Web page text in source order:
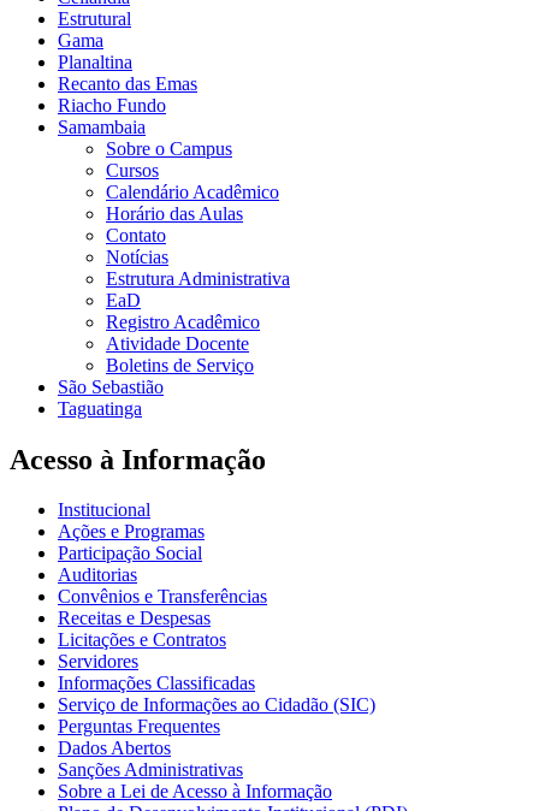
Estrutural
Gama
Planaltina
Recanto das Emas
Riacho Fundo
Samambaia
Sobre o Campus
Cursos
Calendário Acadêmico
Horário das Aulas
Contato
Notícias
Estrutura Administrativa
EaD
Registro Acadêmico
Atividade Docente
Boletins de Serviço
São Sebastião
Taguatinga
Acesso à Informação
Institucional
Ações e Programas
Participação Social
Auditorias
Convênios e Transferências
Receitas e Despesas
Licitações e Contratos
Servidores
Informações Classificadas
Serviço de Informações ao Cidadão (SIC)
Perguntas Frequentes
Dados Abertos
Sanções Administrativas
Sobre a Lei de Acesso à Informação